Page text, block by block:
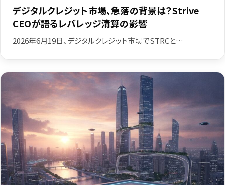
デジタルクレジット市場、急落の背景は？Strive
CEOが語るレバレッジ清算の影響
2026年6月19日、デジタルクレジット市場でSTRCと…